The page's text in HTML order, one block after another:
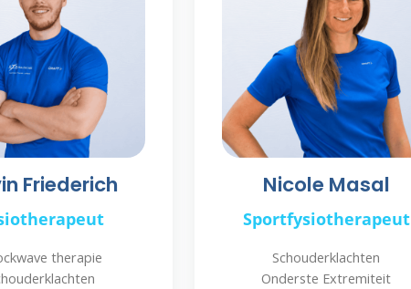
Friederich
therapie
Nicole Masal
Sportfysiotherapeut
Schouderklachten
Onderste Extremiteit